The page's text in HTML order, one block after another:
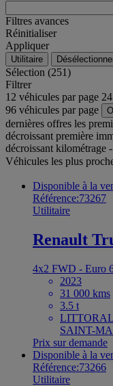
Filtres avances
Réinitialiser
Appliquer
Utilitaire
Sélection (251)
Filtrer
12 véhicules par page
96 véhicules par page
dernières offres les
décroissant première
décroissant kilométrage
Véhicules les plus
Disponible à la
Référence:73267
Utilitaire
Renault
4x2 FWD - Euro
2023
31 000 kms
3.5 t
SAINT-
Prix sur demande
Disponible à la
Référence:73266
Utilitaire